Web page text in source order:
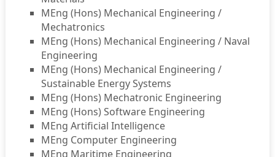
MEng (Hons) Mechanical Engineering /
Mechatronics
MEng (Hons) Mechanical Engineering / Naval
Engineering
MEng (Hons) Mechanical Engineering /
Sustainable Energy Systems
MEng (Hons) Mechatronic Engineering
MEng (Hons) Software Engineering
MEng Artificial Intelligence
MEng Computer Engineering
MEng Maritime Engineering